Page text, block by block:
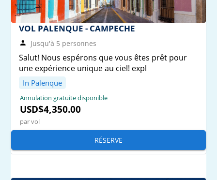
VOL PALENQUE - CAMPECHE
Jusqu'à 5 personnes
Salut! Nous espérons que vous êtes prêt pour
une expérience unique au ciel! expl
In Palenque
Annulation gratuite disponible
USD$4,350.00
par vol
RÉSERVE